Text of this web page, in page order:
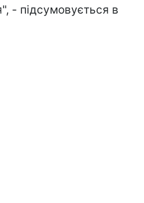
- підсумовується в